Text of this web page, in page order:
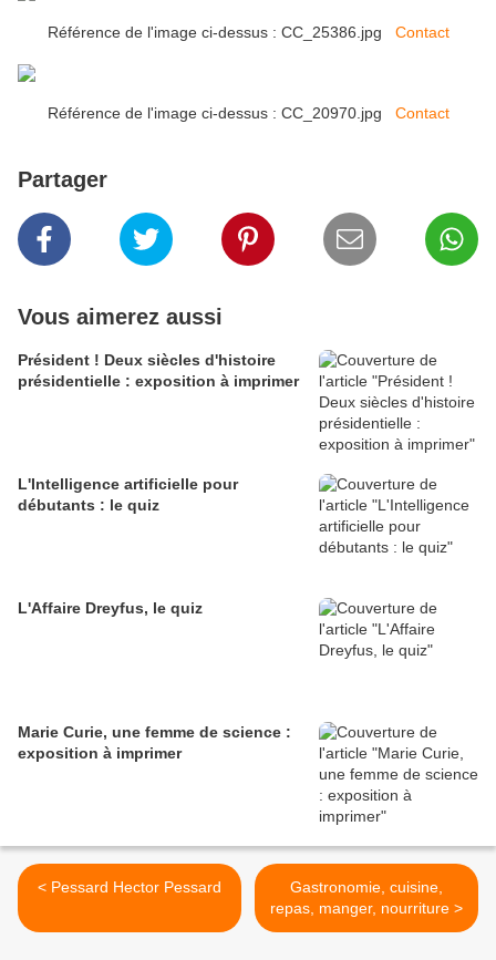
Référence de l'image ci-dessus : CC_25386.jpg Contact
Référence de l'image ci-dessus : CC_20970.jpg Contact
Partager
Vous aimerez aussi
Président ! Deux siècles d'histoire
présidentielle : exposition à imprimer
L'Intelligence artificielle pour
débutants : le quiz
L'Affaire Dreyfus, le quiz
Marie Curie, une femme de science :
exposition à imprimer
< Pessard Hector Pessard
Gastronomie, cuisine,
repas, manger, nourriture >